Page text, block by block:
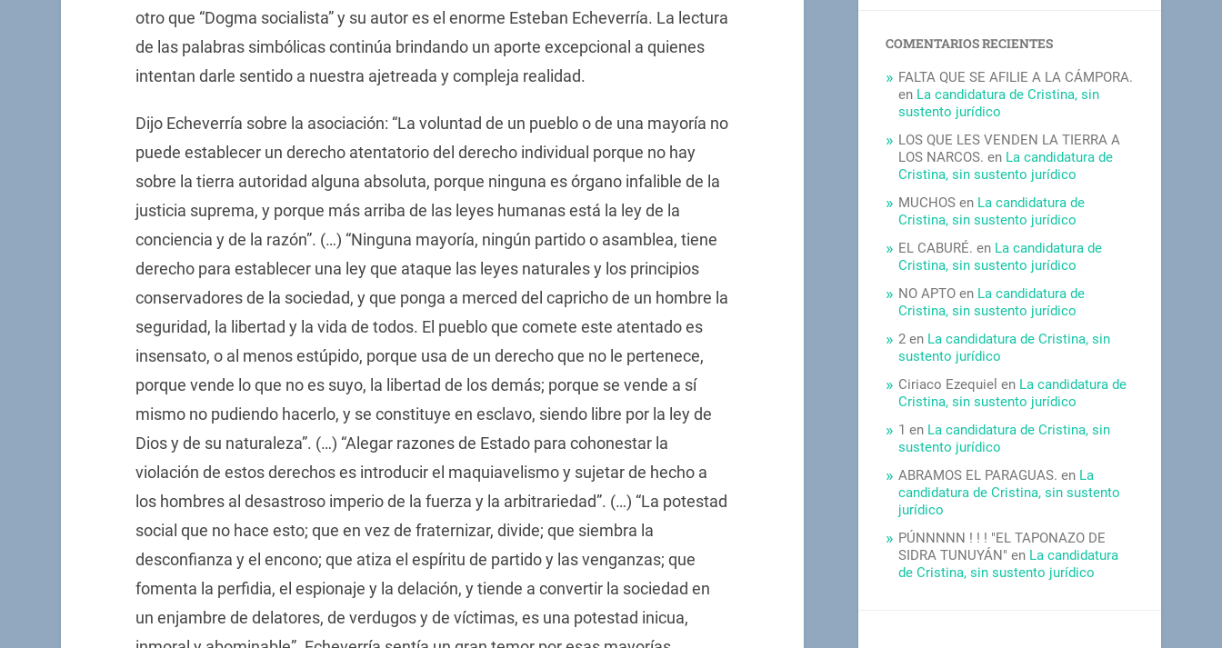
otro que “Dogma socialista” y su autor es el enorme Esteban Echeverría. La lectura
de las palabras simbólicas continúa brindando un aporte excepcional a quienes
intentan darle sentido a nuestra ajetreada y compleja realidad.
Dijo Echeverría sobre la asociación: “La voluntad de un pueblo o de una mayoría no
puede establecer un derecho atentatorio del derecho individual porque no hay
sobre la tierra autoridad alguna absoluta, porque ninguna es órgano infalible de la
justicia suprema, y porque más arriba de las leyes humanas está la ley de la
conciencia y de la razón”. (…) “Ninguna mayoría, ningún partido o asamblea, tiene
derecho para establecer una ley que ataque las leyes naturales y los principios
conservadores de la sociedad, y que ponga a merced del capricho de un hombre la
seguridad, la libertad y la vida de todos. El pueblo que comete este atentado es
insensato, o al menos estúpido, porque usa de un derecho que no le pertenece,
porque vende lo que no es suyo, la libertad de los demás; porque se vende a sí
mismo no pudiendo hacerlo, y se constituye en esclavo, siendo libre por la ley de
Dios y de su naturaleza”. (…) “Alegar razones de Estado para cohonestar la
violación de estos derechos es introducir el maquiavelismo y sujetar de hecho a
los hombres al desastroso imperio de la fuerza y la arbitrariedad”. (…) “La potestad
social que no hace esto; que en vez de fraternizar, divide; que siembra la
desconfianza y el encono; que atiza el espíritu de partido y las venganzas; que
fomenta la perfidia, el espionaje y la delación, y tiende a convertir la sociedad en
un enjambre de delatores, de verdugos y de víctimas, es una potestad inicua,
COMENTARIOS RECIENTES
FALTA QUE SE AFILIE A LA CÁMPORA.
en La candidatura de Cristina, sin
sustento jurídico
LOS QUE LES VENDEN LA TIERRA A
LOS NARCOS. en La candidatura de
Cristina, sin sustento jurídico
MUCHOS en La candidatura de
Cristina, sin sustento jurídico
EL CABURÉ. en La candidatura de
Cristina, sin sustento jurídico
NO APTO en La candidatura de
Cristina, sin sustento jurídico
2 en La candidatura de Cristina, sin
sustento jurídico
Ciriaco Ezequiel en La candidatura de
Cristina, sin sustento jurídico
1 en La candidatura de Cristina, sin
sustento jurídico
ABRAMOS EL PARAGUAS. en La
candidatura de Cristina, sin sustento
jurídico
PÚNNNNN ! ! ! "EL TAPONAZO DE
SIDRA TUNUYÁN" en La candidatura
de Cristina, sin sustento jurídico